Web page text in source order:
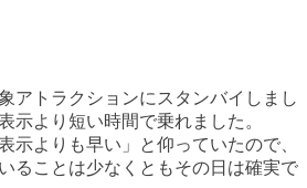
アトラクションにスタンバイしまし
示より短い時間で乗れました。
示よりも早い」と仰っていたので、
ることは少なくともその日は確実で